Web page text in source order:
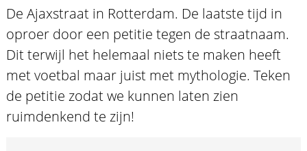
De Ajaxstraat in Rotterdam. De laatste tijd in
oproer door een petitie tegen de straatnaam.
Dit terwijl het helemaal niets te maken heeft
met voetbal maar juist met mythologie. Teken
de petitie zodat we kunnen laten zien
ruimdenkend te zijn!